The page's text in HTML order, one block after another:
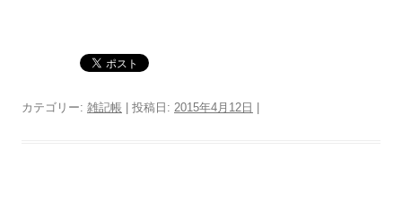
カテゴリー: 雑記帳 | 投稿日: 2015年4月12日